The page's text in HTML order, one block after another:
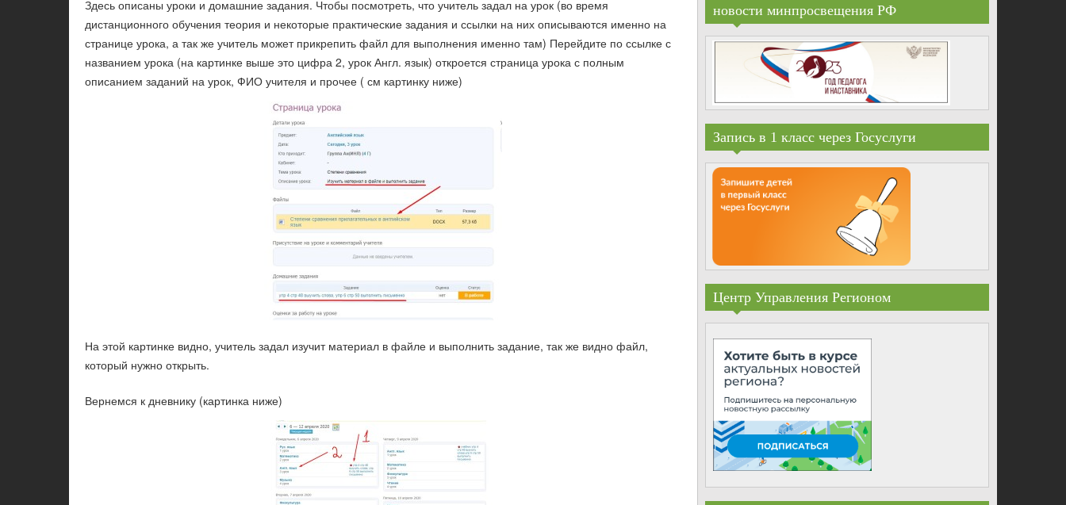
Здесь описаны уроки и домашние задания. Чтобы посмотреть, что учитель задал на урок (во время
дистанционного обучения теория и некоторые практические задания и ссылки на них описываются именно на
странице урока, а так же учитель может прикрепить файл для выполнения именно там) Перейдите по ссылке с
названием урока (на картинке выше это цифра 2, урок Англ. язык) откроется страница урока с полным
описанием заданий на урок, ФИО учителя и прочее ( см картинку ниже)
На этой картинке видно, учитель задал изучит материал в файле и выполнить задание, так же видно файл,
который нужно открыть.
Вернемся к дневнику (картинка ниже)
новости минпросвещения РФ
Запись в 1 класс через Госуслуги
Центр Управления Регионом